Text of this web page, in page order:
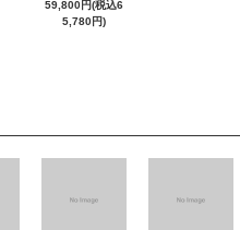
59,800円(税込6
5,780円)